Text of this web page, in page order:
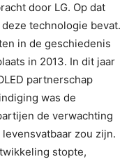
door LG. Op dat
technologie bevat.
in de geschiedenis
in 2013. In dit jaar
partnerschap
was de
de verwachting
zou zijn.
stopte,